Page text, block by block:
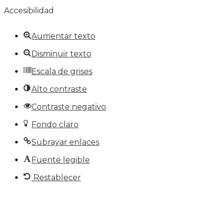
Accesibilidad
Aumentar texto
Disminuir texto
Escala de grises
Alto contraste
Contraste negativo
Fondo claro
Subrayar enlaces
Fuente legible
Restablecer